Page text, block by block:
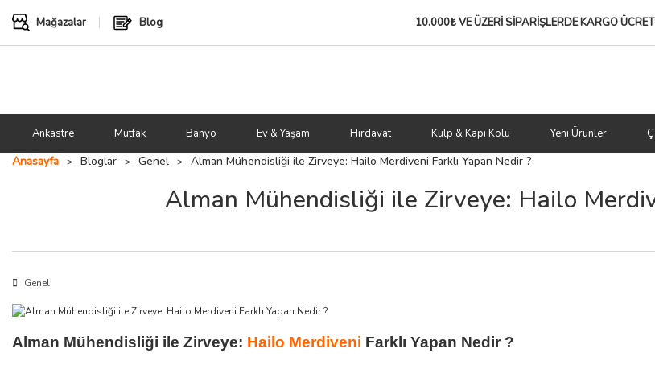
Mağazalar Blog 10.000₺ VE ÜZERİ SİPARİŞLERDEKARGO
Ankastre Mutfak Banyo Ev & Yaşam Hırdavat Kulp & Kapı Kolu Yeni Ürünler
Anasayfa
Bloglar Genel Alman Mühendisliği ile Zirveye: Hailo Merdiveni Farklı Yapan Nedir ?
Alman Mühendisliği ile Zirveye: Hailo
Genel
Alman Mühendisliği ile Zirveye: Hailo Merdiveni Farklı Yapan Nedir ?